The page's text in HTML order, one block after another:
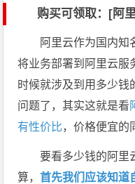
购买可领取：[阿
阿里云作为国内知
将业务部署到阿里云服
时候就涉及到用多少钱
问题了，其实这就是看
有性价比，价格便宜的
要看多少钱的阿里
算，首先我们应该知道